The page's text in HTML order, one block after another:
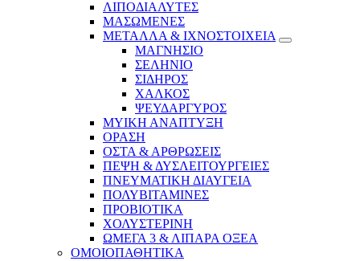
ΛΙΠΟΔΙΑΛΥΤΕΣ
ΜΑΣΩΜΕΝΕΣ
ΜΕΤΑΛΛΑ & ΙΧΝΟΣΤΟΙΧΕΙΑ
ΜΑΓΝΗΣΙΟ
ΣΕΛΗΝΙΟ
ΣΙΔΗΡΟΣ
ΧΑΛΚΟΣ
ΨΕΥΔΑΡΓΥΡΟΣ
ΜΥΙΚΗ ΑΝΑΠΤΥΞΗ
ΟΡΑΣΗ
ΟΣΤΑ & ΑΡΘΡΩΣΕΙΣ
ΠΕΨΗ & ΔΥΣΛΕΙΤΟΥΡΓΕΙΕΣ
ΠΝΕΥΜΑΤΙΚΗ ΔΙΑΥΓΕΙΑ
ΠΟΛΥΒΙΤΑΜΙΝΕΣ
ΠΡΟΒΙΟΤΙΚΑ
ΧΟΛΥΣΤΕΡΙΝΗ
ΩΜΕΓΑ 3 & ΛΙΠΑΡΑ ΟΞΕΑ
ΟΜΟΙΟΠΑΘΗΤΙΚΑ